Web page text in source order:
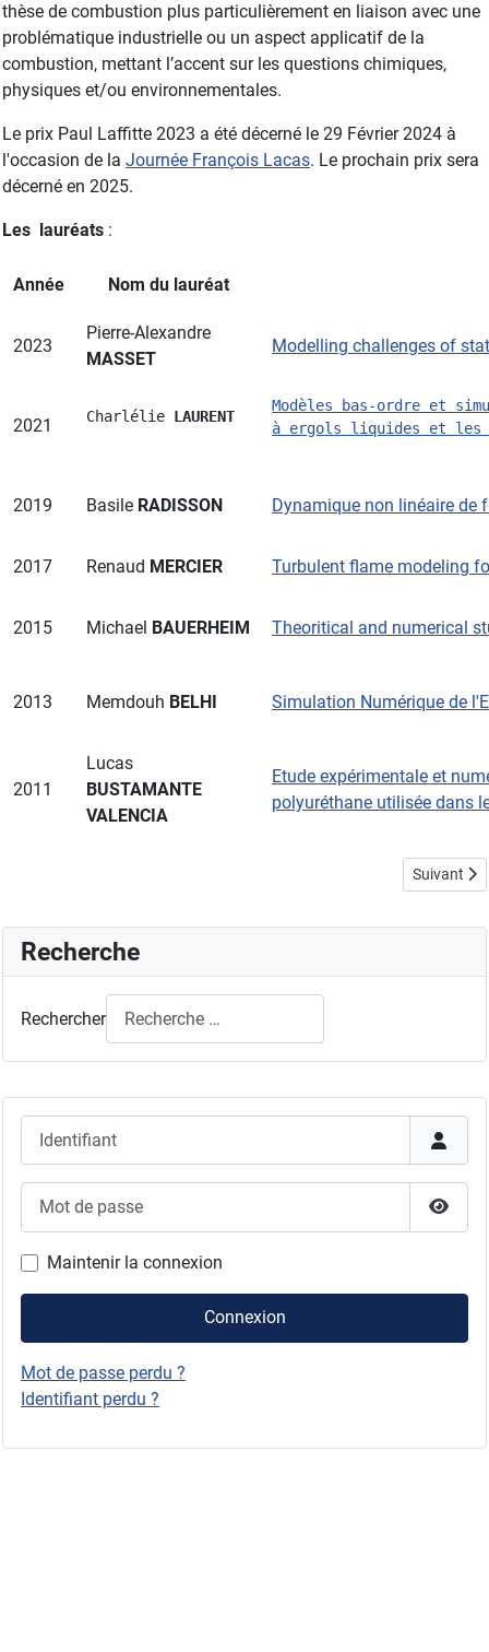
Maintenir la connexion
Connexion
Mot de passe perdu ?
Identifiant perdu ?
thèse de combustion plus particulièrement en liaison avec une
problématique industrielle ou un aspect applicatif de la
combustion, mettant l’accent sur les questions chimiques,
physiques et/ou environnementales.
Le prix Paul Laffitte 2023 a été décerné le 29 Février 2024 à
l'occasion de la Journée François Lacas. Le prochain prix sera
décerné en 2025.
Les lauréats :
Année Nom du lauréat
2023
Pierre-Alexandre
MASSET
Modelling challenges of
2021 Charlélie LAURENT
Modèles bas-ordre et
à ergols liquides et les
2019 Basile RADISSON Dynamique non linéaire de
2017 Renaud MERCIER Turbulent flame modeling
2015 Michael BAUERHEIM Theoritical and numerical
2013 Memdouh BELHI Simulation Numérique de
2011
Lucas
BUSTAMANTE
VALENCIA
Etude expérimentale et
polyuréthane utilisée dans
Article
Suivant
Recherche
Rechercher